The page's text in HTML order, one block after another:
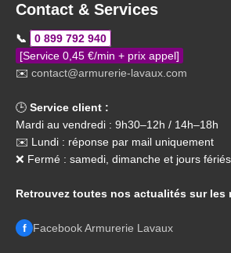
Contact & Services
📞
0 899 792 940
[Service 0,45 €/min + prix appel]
✉️ contact@armurerie-lavaux.com
🕒 Service client :
Mardi au vendredi : 9h30–12h / 14h–18h
✉️ Lundi : réponse par mail uniquement
❌ Fermé : samedi, dimanche et jours fériés
Retrouvez toutes nos actualités sur les
f Facebook Armurerie Lavaux